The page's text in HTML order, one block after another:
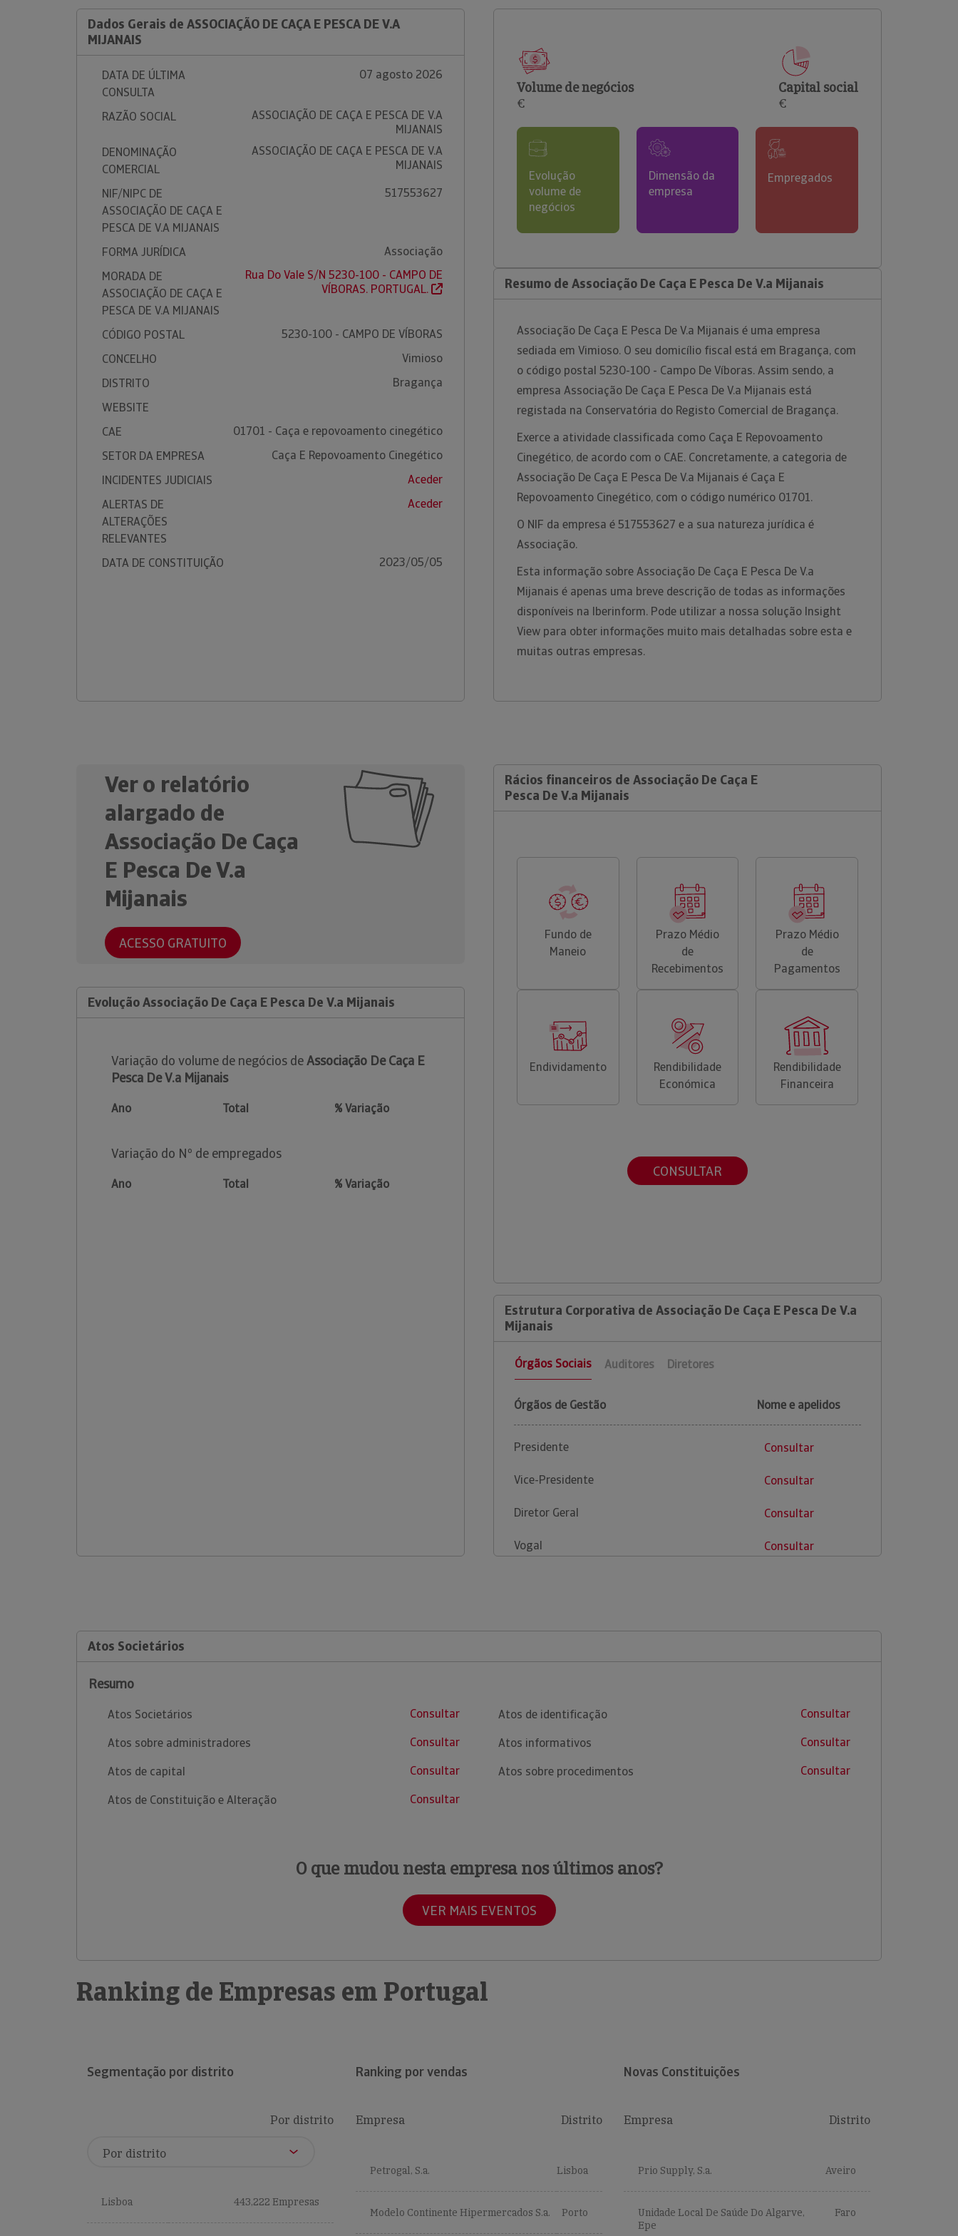
comerciais e analisar o risco de incumprimento dos
Dados Gerais de ASSOCIAÇÃO DE CAÇA E PESCA DE V.A
MIJANAIS
DATA DE ÚLTIMA
CONSULTA
07 agosto 2026
RAZÃO SOCIAL
ASSOCIAÇÃO DE CAÇA E PESCA DE V.A
MIJANAIS
DENOMINAÇÃO
COMERCIAL
ASSOCIAÇÃO DE CAÇA E PESCA DE V.A
MIJANAIS
NIF/NIPC DE
ASSOCIAÇÃO DE CAÇA E
PESCA DE V.A MIJANAIS
517553627
FORMA JURÍDICA
Associação
MORADA DE
ASSOCIAÇÃO DE CAÇA E
PESCA DE V.A MIJANAIS
Rua Do Vale S/N 5230-100 - CAMPO DE
VÍBORAS. PORTUGAL.
CÓDIGO POSTAL
5230-100 - CAMPO DE VÍBORAS
CONCELHO
Vimioso
DISTRITO
Bragança
WEBSITE
CAE
01701 - Caça e repovoamento cinegético
SETOR DA EMPRESA
Caça E Repovoamento Cinegético
INCIDENTES JUDICIAIS
Aceder
ALERTAS DE
ALTERAÇÕES
RELEVANTES
Aceder
DATA DE CONSTITUIÇÃO 2023/05/05
Volume de negócios
€
Capital social
€
Evolução
volume de
negócios
Dimensão da
empresa
Empregados
Resumo de Associação De Caça E Pesca De V.a Mijanais
Associação De Caça E Pesca De V.a Mijanais é uma empresa
sediada em Vimioso. O seu domicílio fiscal está em Bragança, com
o código postal 5230-100 - Campo De Víboras. Assim sendo, a
empresa Associação De Caça E Pesca De V.a Mijanais está
registada na Conservatória do Registo Comercial de Bragança.
Exerce a atividade classificada como Caça E Repovoamento
Cinegético, de acordo com o CAE. Concretamente, a categoria de
Associação De Caça E Pesca De V.a Mijanais é Caça E
Repovoamento Cinegético, com o código numérico 01701.
O NIF da empresa é 517553627 e a sua natureza jurídica é
Associação.
Esta informação sobre Associação De Caça E Pesca De V.a
Mijanais é apenas uma breve descrição de todas as informações
disponíveis na Iberinform. Pode utilizar a nossa solução Insight
View para obter informações muito mais detalhadas sobre esta e
muitas outras empresas.
Ver o relatório
alargado de
Associação De Caça
E Pesca De V.a
Mijanais
ACESSO GRATUITO
Evolução Associação De Caça E Pesca De V.a Mijanais
Variação do volume de negócios deAssociação De Caça E
Pesca De V.a Mijanais
Ano Total % Variação
Variação do Nº de empregados
Ano Total % Variação
Rácios financeiros de Associação De Caça E
Pesca De V.a Mijanais
Fundo de
Maneio
Prazo Médio
de
Recebimentos
Prazo Médio
de
Pagamentos
Endividamento
Rendibilidade
Económica
Rendibilidade
Financeira
CONSULTAR
Estrutura Corporativa de Associação De Caça E Pesca De V.a
Mijanais
Órgãos Sociais Auditores Diretores
Órgãos de Gestão Nome e apelidos
Presidente Consultar
Vice-Presidente Consultar
Diretor Geral Consultar
Vogal Consultar
Atos Societários
Resumo
Atos Societários
Consultar
Atos sobre administradores
Consultar
Atos de capital
Consultar
Atos de Constituição e Alteração
Consultar
Atos de identificação
Consultar
Atos informativos
Consultar
Atos sobre procedimentos
Consultar
O que mudou nesta empresa nos últimos anos?
VER MAIS EVENTOS
Ranking de Empresas em Portugal
Segmentação por distrito
Por distrito
Lisboa 443,222 Empresas
Ranking por vendas
Empresa Distrito
Petrogal, S.a. Lisboa
Modelo Continente Hipermercados S.a. Porto
Novas Constituições
Empresa Distrito
Prio Supply, S.a. Aveiro
Unidade Local De Saúde Do Algarve,
Epe
Faro